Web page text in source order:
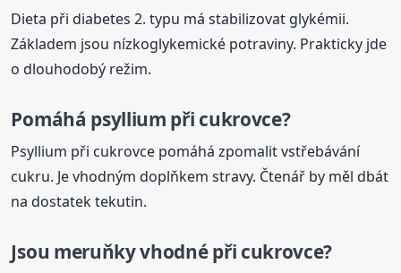
Dieta při diabetes 2. typu má stabilizovat glykémii.
Základem jsou nízkoglykemické potraviny. Prakticky jde
o dlouhodobý režim.
Pomáhá psyllium při cukrovce?
Psyllium při cukrovce pomáhá zpomalit vstřebávání
cukru. Je vhodným doplňkem stravy. Čtenář by měl dbát
na dostatek tekutin.
Jsou meruňky vhodné při cukrovce?